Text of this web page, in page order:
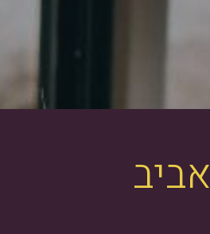
אביב